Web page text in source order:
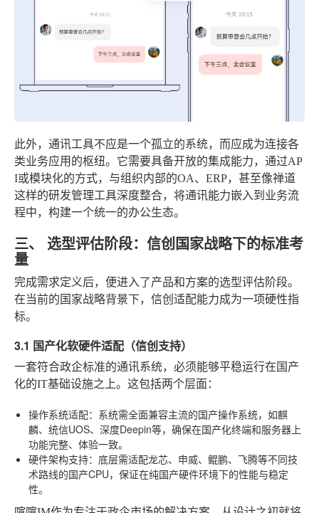
此外，通讯工具不应是一个孤立的系统，而应成为连接各
类业务应用的枢纽。它需要具备开放的集成能力，通过AP
I或模块化的方式，与组织内部的OA、ERP，甚至像禅道
这样的研发管理工具深度整合，将通讯能力嵌入到业务流
程中，构建一个统一的办公生态。
三、 选型评估阶段：信创国家战略下的标准考
量
完成需求定义后，便进入了产品和方案的选型评估阶段。
在当前的国家战略背景下，信创适配能力成为一项硬性指
标。
3.1 国产化软硬件适配（信创支持）
一套符合政企标准的通讯系统，必须能够平稳运行在国产
化的IT基础设施之上。这包括两个层面：
操作系统适配：系统需全面兼容主流的国产操作系统，如麒
麟、统信UOS、深度Deepin等，确保在国产化终端和服务器上
功能完整、体验一致。
硬件架构支持：底层需适配龙芯、申威、鲲鹏、飞腾等不同技
术路线的国产CPU，保证在纯国产硬件环境下的性能与稳定
性。